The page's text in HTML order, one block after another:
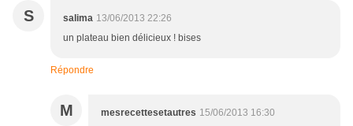
S salima 13/06/2013 22:26
un plateau bien délicieux ! bises
Répondre
M mesrecettesetautres 15/06/2013 16:30